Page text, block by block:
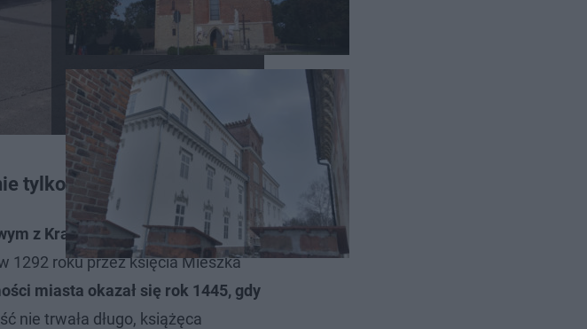
tylko pięknym rynkiem
z Krakowa na Śląsk
1292 roku przez księcia Mieszka
miasta okazał się rok 1445, gdy
nie trwała długo, książęca